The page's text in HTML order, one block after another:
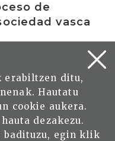
de
vasca
bilakaera:
eta egungo
erabiltzen ditu,
Hautatu
cookie aukera.
dezakezu.
badituzu, egin klik